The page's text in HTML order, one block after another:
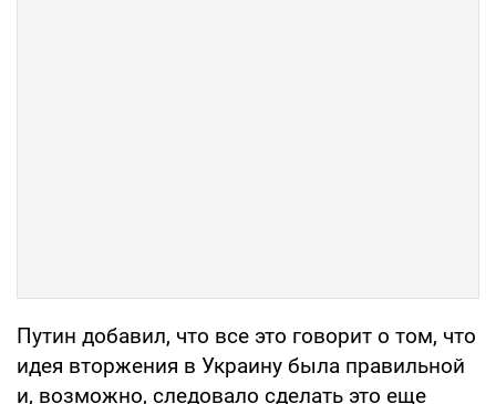
Путин добавил, что все это говорит о том, что
идея вторжения в Украину была правильной
и, возможно, следовало сделать это еще